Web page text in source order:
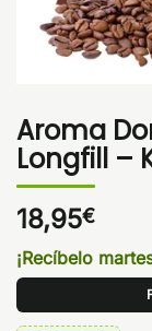
Aroma
Longfill –
18,95€
¡Recíbelo